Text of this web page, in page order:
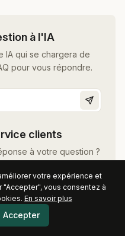
à l'IA
IA qui se chargera de
pour vous répondre.
clients
à votre question ?
par mail à
au07 57 90 73
le chat
votre expérience et
"Accepter", vous consentez à
En savoir plus
Accepter